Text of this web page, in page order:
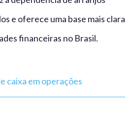
e oferece uma base mais clara
financeiras no Brasil.
caixa em operações